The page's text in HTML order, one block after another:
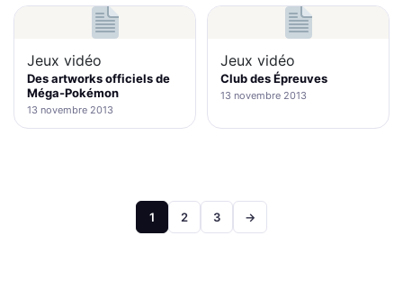
Jeux vidéo
Des artworks officiels de
Méga-Pokémon
13 novembre 2013
Jeux vidéo
Club des Épreuves
13 novembre 2013
Pagination
1 2 3 →